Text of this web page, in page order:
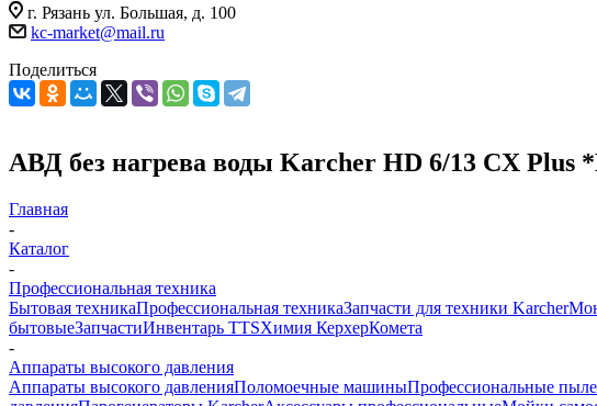
г. Рязань ул. Большая, д. 100
kc-market@mail.ru
Поделиться
АВД без нагрева воды Karcher HD 6/13 CX Plus
Главная
-
Каталог
-
Профессиональная техника
Бытовая техникаПрофессиональная техникаЗапчасти для техники Karcher
бытовыеЗапчастиИнвентарь TTSХимия КерхерКомета
-
Аппараты высокого давления
Аппараты высокого давленияПоломоечные машиныПрофессиональные